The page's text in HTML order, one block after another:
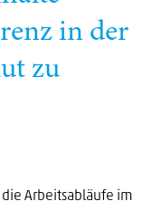
in der
zu
Arbeitsabläufe im